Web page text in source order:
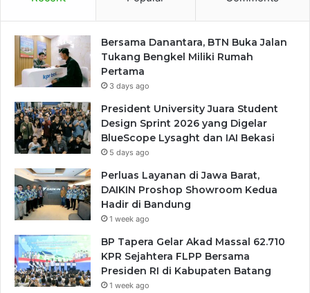
Bersama Danantara, BTN Buka Jalan
Tukang Bengkel Miliki Rumah
Pertama
3 days ago
President University Juara Student
Design Sprint 2026 yang Digelar
BlueScope Lysaght dan IAI Bekasi
5 days ago
Perluas Layanan di Jawa Barat,
DAIKIN Proshop Showroom Kedua
Hadir di Bandung
1 week ago
BP Tapera Gelar Akad Massal 62.710
KPR Sejahtera FLPP Bersama
Presiden RI di Kabupaten Batang
1 week ago